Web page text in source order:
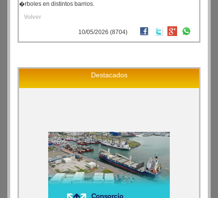
�rboles en distintos barrios.
Volver
10/05/2026 (8704)
Destacados